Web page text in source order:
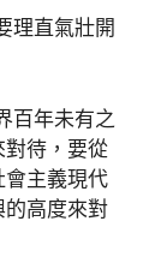
理直氣壯開
百年未有之
待，要從
會主義現代
高度來對